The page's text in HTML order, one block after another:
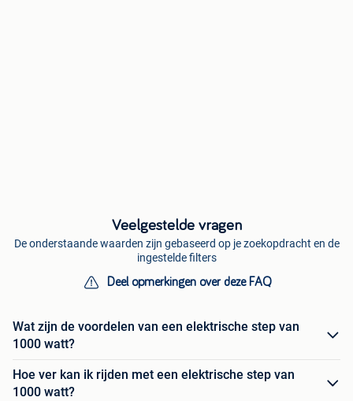
Veelgestelde vragen
De onderstaande waarden zijn gebaseerd op je zoekopdracht en de
ingestelde filters
Deel opmerkingen over deze FAQ
Wat zijn de voordelen van een elektrische step van
1000 watt?
Hoe ver kan ik rijden met een elektrische step van
1000 watt?